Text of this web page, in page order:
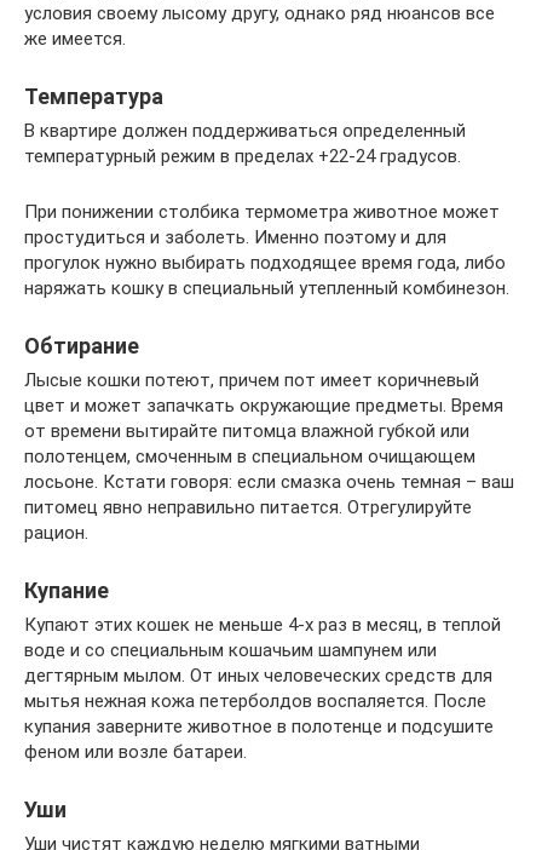
условия своему лысому другу, однако ряд нюансов все
же имеется.
Температура
В квартире должен поддерживаться определенный
температурный режим в пределах +22-24 градусов.
При понижении столбика термометра животное может
простудиться и заболеть. Именно поэтому и для
прогулок нужно выбирать подходящее время года, либо
наряжать кошку в специальный утепленный комбинезон.
Обтирание
Лысые кошки потеют, причем пот имеет коричневый
цвет и может запачкать окружающие предметы. Время
от времени вытирайте питомца влажной губкой или
полотенцем, смоченным в специальном очищающем
лосьоне. Кстати говоря: если смазка очень темная – ваш
питомец явно неправильно питается. Отрегулируйте
рацион.
Купание
Купают этих кошек не меньше 4-х раз в месяц, в теплой
воде и со специальным кошачьим шампунем или
дегтярным мылом. От иных человеческих средств для
мытья нежная кожа петерболдов воспаляется. После
купания заверните животное в полотенце и подсушите
феном или возле батареи.
Уши
Уши чистят каждую неделю мягкими ватными